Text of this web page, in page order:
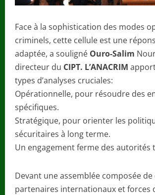
Face à la sophistication des modes
criminels, cette cellule est une
adaptée, a souligné Ouro-Salim
directeur du CIPT. L’ANACRIM
types d’analyses cruciales:
Opérationnelle, pour résoudre des
spécifiques.
Stratégique, pour orienter les
sécuritaires à long terme.
Un engagement ferme des autorités
Devant une assemblée composée
partenaires internationaux et forces